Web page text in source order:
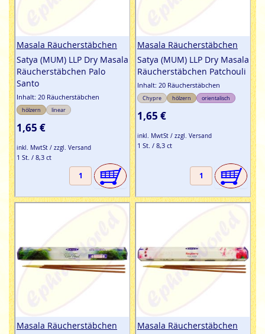
Masala Räucherstäbchen
Satya (MUM) LLP Dry Masala
Räucherstäbchen Palo
Santo
Inhalt: 20 Räucherstäbchen
hölzern linear
1,65 €
inkl. MwtSt / zzgl. Versand
1 St. / 8,3 ct
Masala Räucherstäbchen
Satya (MUM) LLP Dry Masala
Räucherstäbchen Patchouli
Inhalt: 20 Räucherstäbchen
Chypre hölzern orientalisch
1,65 €
inkl. MwtSt / zzgl. Versand
1 St. / 8,3 ct
Masala Räucherstäbchen
Masala Räucherstäbchen